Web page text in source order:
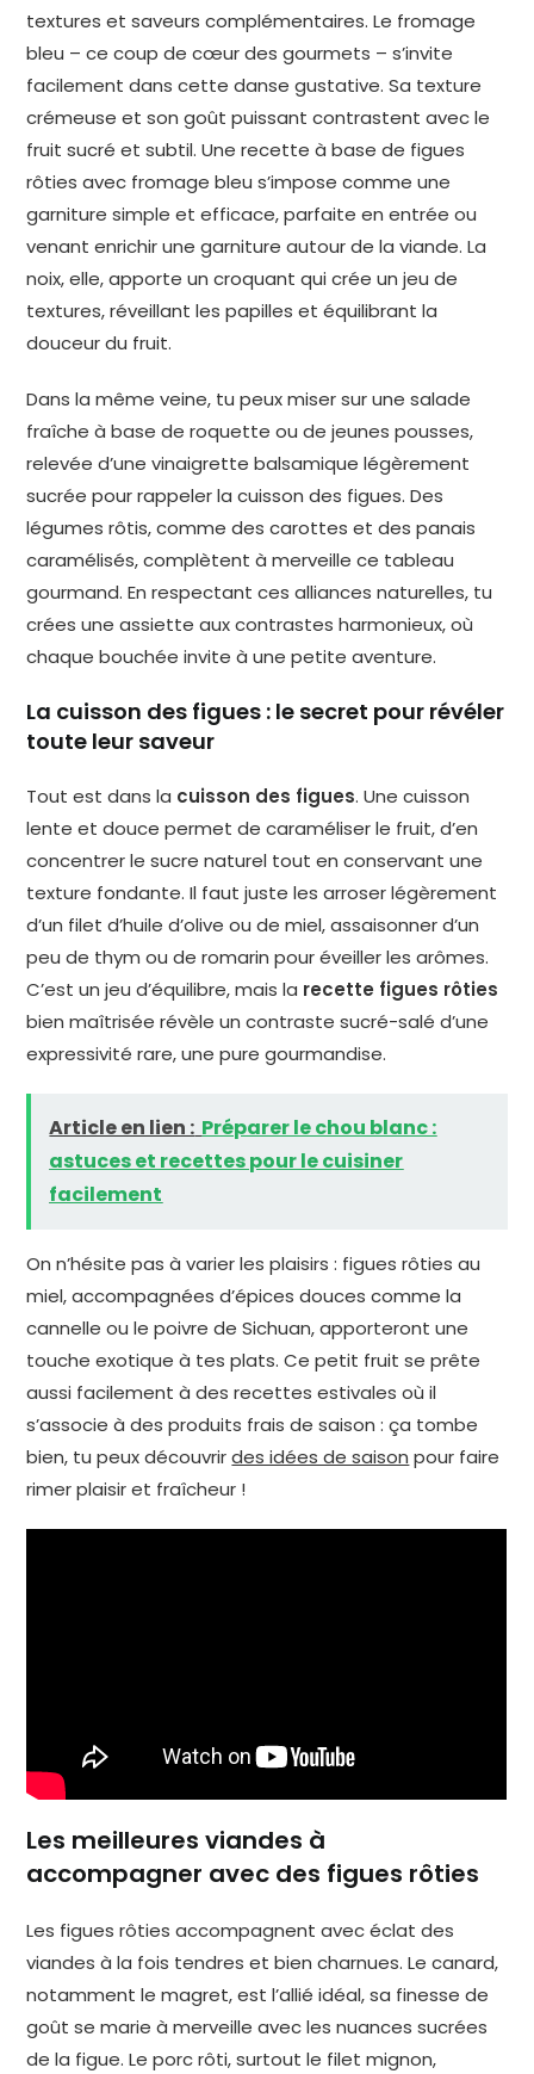
textures et saveurs complémentaires. Le fromage
bleu – ce coup de cœur des gourmets – s’invite
facilement dans cette danse gustative. Sa texture
crémeuse et son goût puissant contrastent avec le
fruit sucré et subtil. Une recette à base de figues
rôties avec fromage bleu s’impose comme une
garniture simple et efficace, parfaite en entrée ou
venant enrichir une garniture autour de la viande. La
noix, elle, apporte un croquant qui crée un jeu de
textures, réveillant les papilles et équilibrant la
douceur du fruit.
Dans la même veine, tu peux miser sur une salade
fraîche à base de roquette ou de jeunes pousses,
relevée d’une vinaigrette balsamique légèrement
sucrée pour rappeler la cuisson des figues. Des
légumes rôtis, comme des carottes et des panais
caramélisés, complètent à merveille ce tableau
gourmand. En respectant ces alliances naturelles, tu
crées une assiette aux contrastes harmonieux, où
chaque bouchée invite à une petite aventure.
La cuisson des figues : le secret pour révéler
toute leur saveur
Tout est dans la cuisson des figues. Une cuisson
lente et douce permet de caraméliser le fruit, d’en
concentrer le sucre naturel tout en conservant une
texture fondante. Il faut juste les arroser légèrement
d’un filet d’huile d’olive ou de miel, assaisonner d’un
peu de thym ou de romarin pour éveiller les arômes.
C’est un jeu d’équilibre, mais la recette figues rôties
bien maîtrisée révèle un contraste sucré-salé d’une
expressivité rare, une pure gourmandise.
Article en lien : Préparer le chou blanc :
astuces et recettes pour le cuisiner
facilement
On n’hésite pas à varier les plaisirs : figues rôties au
miel, accompagnées d’épices douces comme la
cannelle ou le poivre de Sichuan, apporteront une
touche exotique à tes plats. Ce petit fruit se prête
aussi facilement à des recettes estivales où il
s’associe à des produits frais de saison : ça tombe
bien, tu peux découvrirdes idées de saison pour faire
rimer plaisir et fraîcheur !
Les meilleures viandes à
accompagner avec des figues rôties
Les figues rôties accompagnent avec éclat des
viandes à la fois tendres et bien charnues. Le canard,
notamment le magret, est l’allié idéal, sa finesse de
goût se marie à merveille avec les nuances sucrées
de la figue. Le porc rôti, surtout le filet mignon,